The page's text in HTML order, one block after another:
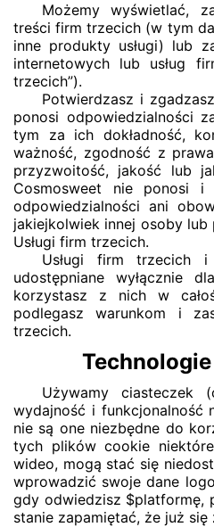
Możemy wyświetlać,
treści firm trzecich (w tym
inne produkty usługi) lub
internetowych lub usług
trzecich”).
Potwierdzasz i
ponosi odpowiedzialności
tym za ich dokładność,
ważność, zgodność z
przyzwoitość, jakość lub
Cosmosweet nie ponosi i
odpowiedzialności ani
jakiejkolwiek innej osoby
Usługi firm trzecich.
Usługi firm trzecich
udostępniane wyłącznie
korzystasz z nich w
podlegasz warunkom i
trzecich.
Używamy ciasteczek
wydajność i funkcjonalność
nie są one niezbędne do
tych plików cookie
wideo, mogą stać się
wprowadzić swoje dane
gdy odwiedzisz $platformę,
stanie zapamiętać, że już się